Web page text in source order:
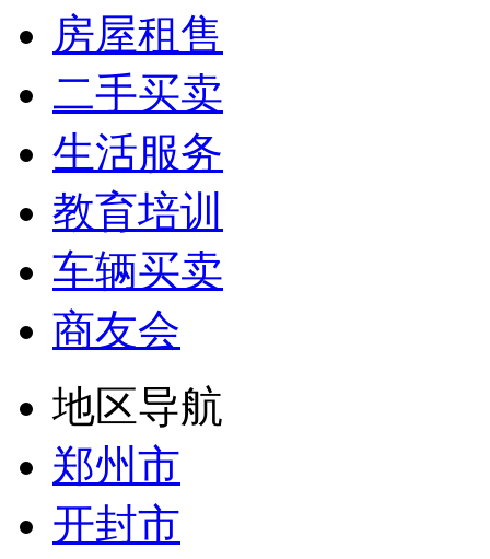
房屋租售
二手买卖
生活服务
教育培训
车辆买卖
商友会
地区导航
郑州市
开封市